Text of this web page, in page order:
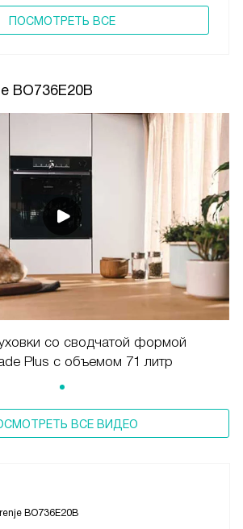
ПОCМОТРЕТЬ ВСЕ
BO736E20B
со сводчатой формой
Plus с объемом 71 литр
ВСЕ ВИДЕО
BO736E20B